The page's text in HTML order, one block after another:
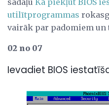
utilītprogrammas
vairāk par padomiem un
02 no 07
Ievadiet BIOS